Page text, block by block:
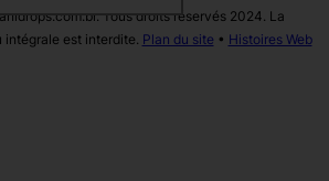
Tous droits réservés 2024. La
est interdite. Plan du site • Histoires Web